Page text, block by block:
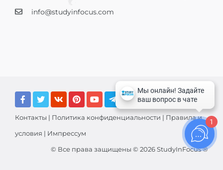
info@studyinfocus.com
Контакты | Политика конфиденциальности | Правила и
условия | Импрессум
© Все права защищены © 2026 StudyInFocus ®
1